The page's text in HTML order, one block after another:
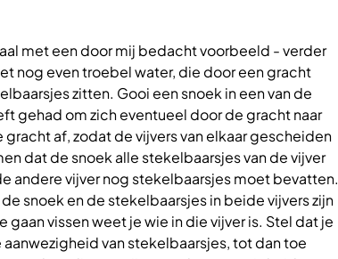
met een door mij bedacht voorbeeld - verder
nog even troebel water, die door een gracht
zitten. Gooi een snoek in een van de
gehad om zich eventueel door de gracht naar
af, zodat de vijvers van elkaar gescheiden
dat de snoek alle stekelbaarsjes van de vijver
andere vijver nog stekelbaarsjes moet bevatten.
snoek en de stekelbaarsjes in beide vijvers zijn
gaan vissen weet je wie in die vijver is. Stel dat je
van stekelbaarsjes, tot dan toe